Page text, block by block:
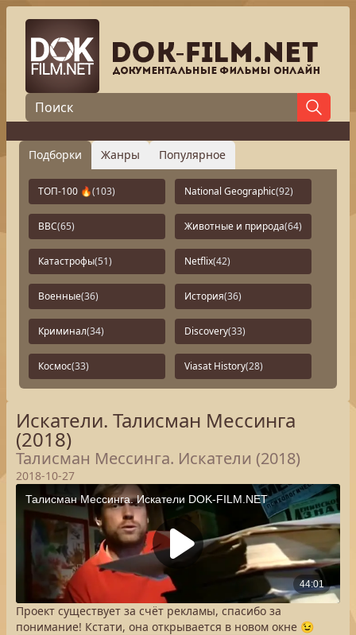
Подборки Жанры Популярное
ТОП-100 🔥(103) National Geographic(92)
BBC(65) Животные и природа(64)
Катастрофы(51) Netflix(42)
Военные(36) История(36)
Криминал(34) Discovery(33)
Космос(33) Viasat History(28)
Искатели. Талисман Мессинга
(2018)
Талисман Мессинга. Искатели (2018)
2018-10-27
Проект существует за счёт рекламы, спасибо за
понимание! Кстати, она открывается в новом окне 😉